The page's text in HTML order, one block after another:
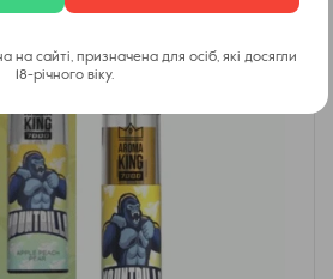
на сайті, призначена для осіб, які досягли
18-річного віку.